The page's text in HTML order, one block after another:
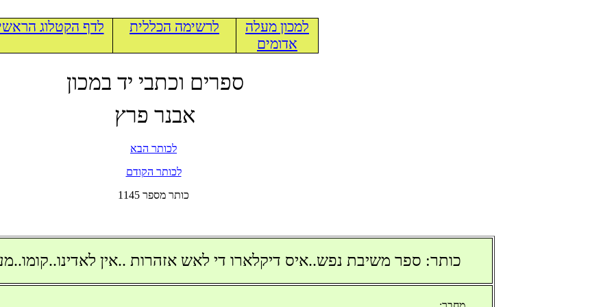
למכון מעלה
אדומים
לרשימה הכללית לדף הקטלוג
ספרים וכתבי יד במכון
אבנר פרץ
לכותר הבא
לכותר הקודם
1145 כותר מספר
כותר: ספר משיבת נפש..איס דיקלארו די לאש אזהרות ..אין